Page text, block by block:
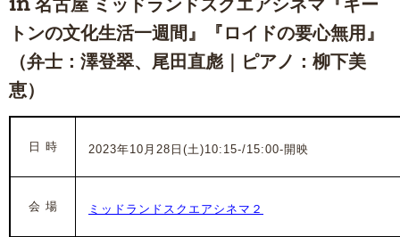
in 名古屋 ミッドランドスクエアシネマ『キー
トンの文化生活一週間』『ロイドの要心無用』
（弁士：澤登翠、尾田直彪｜ピアノ：柳下美
恵）
日 時 2023年10月28日(土)10:15-/15:00-開映
会 場 ミッドランドスクエアシネマ２